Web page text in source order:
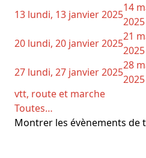
13 lundi, 13 janvier 2025
14
2025
20 lundi, 20 janvier 2025
21
2025
27 lundi, 27 janvier 2025
28
2025
vtt, route et marche
Toutes…
Montrer les évènements de